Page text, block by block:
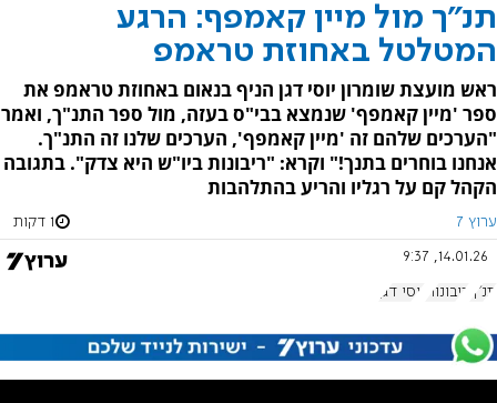
תנ"ך מול מיין קאמפף: הרגע
המטלטל באחוזת טראמפ
ראש מועצת שומרון יוסי דגן הניף בנאום באחוזת טראמפ את
ספר 'מיין קאמפף' שנמצא בבי"ס בעזה, מול ספר התנ"ך, ואמר
"הערכים שלהם זה 'מיין קאמפף', הערכים שלנו זה התנ"ך.
אנחנו בוחרים בתנך!" וקרא: "ריבונות ביו"ש היא צדק". בתגובה
הקהל קם על רגליו והריע בהתלהבות
ערוץ 7 1 דקות
14.01.26, 9:37
תנ"ך ריבונות יוסי דגן